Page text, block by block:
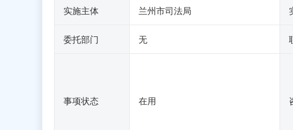
实施主体 兰州市司法局
委托部门 无
事项状态 在用